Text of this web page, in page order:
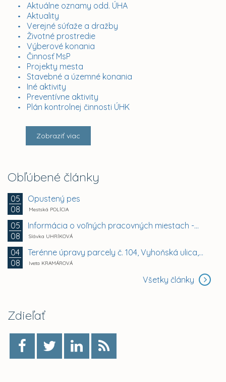
Aktuálne oznamy odd. ÚHA
Aktuality
Verejné súťaže a dražby
Životné prostredie
Výberové konania
Činnosť MsP
Projekty mesta
Stavebné a územné konania
Iné aktivity
Preventívne aktivity
Plán kontrolnej činnosti ÚHK
Zobraziť viac
Obľúbené články
05
08
Opustený pes
Mestská POLÍCIA
05
08
Informácia o voľných pracovných miestach -...
Slávka UHRÍKOVÁ
04
08
Terénne úpravy parcely č. 104, Vyhoňská ulica,...
Iveta KRAMÁROVÁ
Všetky články
Zdieľať